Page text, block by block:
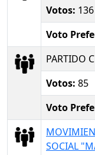
Votos: 136
Voto
PARTIDO
Votos: 85
Voto
SOCIAL